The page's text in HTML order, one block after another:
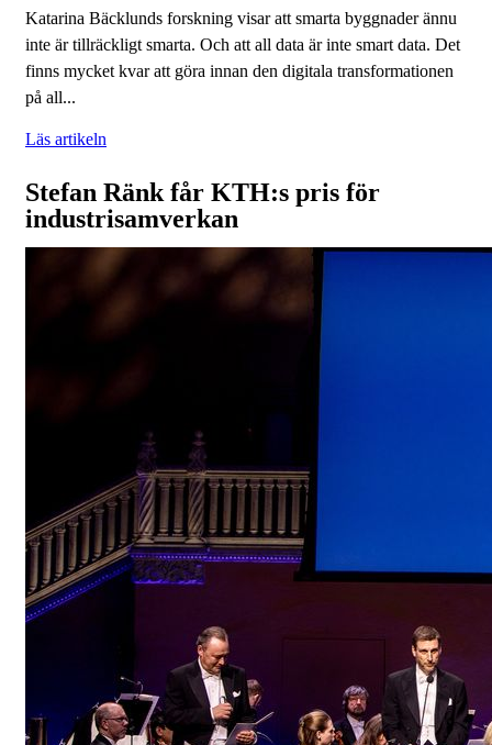
Katarina Bäcklunds forskning visar att smarta byggnader ännu
inte är tillräckligt smarta. Och att all data är inte smart data. Det
finns mycket kvar att göra innan den digitala transformationen
på all...
Läs artikeln
Stefan Ränk får KTH:s pris för
industrisamverkan